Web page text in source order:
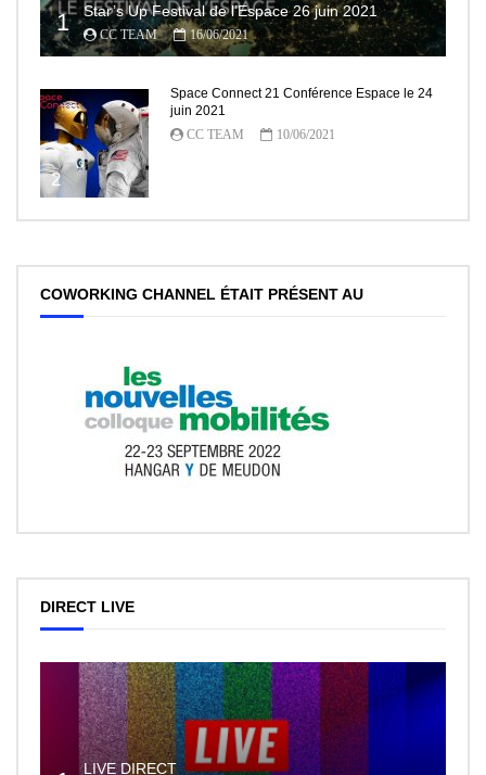
1 Star’s Up Festival de l’Espace 26 juin 2021
CC TEAM 16/06/2021
2
Space Connect 21 Conférence Espace le 24
juin 2021
CC TEAM
10/06/2021
COWORKING CHANNEL ÉTAIT PRÉSENT AU
DIRECT LIVE
LIVE DIRECT